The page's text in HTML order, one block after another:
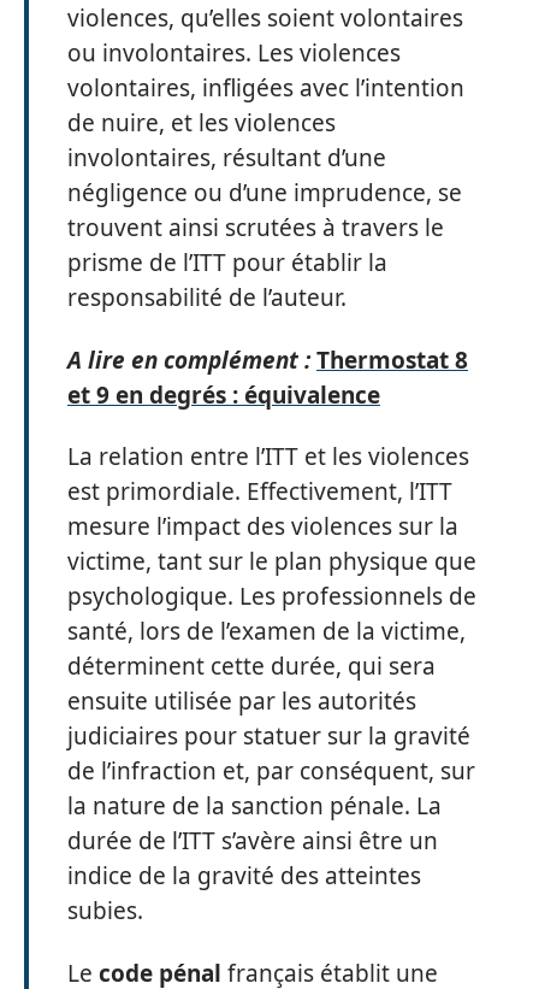
violences, qu’elles soient volontaires
ou involontaires. Les violences
volontaires, infligées avec l’intention
de nuire, et les violences
involontaires, résultant d’une
négligence ou d’une imprudence, se
trouvent ainsi scrutées à travers le
prisme de l’ITT pour établir la
responsabilité de l’auteur.
A lire en complément :Thermostat 8
et 9 en degrés : équivalence
La relation entre l’ITT et les violences
est primordiale. Effectivement, l’ITT
mesure l’impact des violences sur la
victime, tant sur le plan physique que
psychologique. Les professionnels de
santé, lors de l’examen de la victime,
déterminent cette durée, qui sera
ensuite utilisée par les autorités
judiciaires pour statuer sur la gravité
de l’infraction et, par conséquent, sur
la nature de la sanction pénale. La
durée de l’ITT s’avère ainsi être un
indice de la gravité des atteintes
subies.
Le code pénal français établit une